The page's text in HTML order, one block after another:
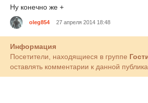
Ну конечно же +
oleg854 27 апреля 2014 18:48
Информация
Посетители, находящиеся в группе
оставлять комментарии к данной